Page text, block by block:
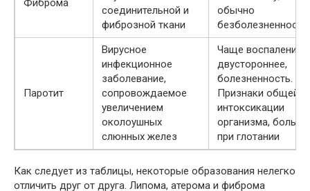
Фиброма
соединительной и
фиброзной ткани
обычно
безболезненность
Паротит
Вирусное
инфекционное
заболевание,
сопровождаемое
увеличением
околоушных
слюнных желез
Чаще воспаление
двустороннее,
болезненность.
Признаки общей
интоксикации
организма, боль
при глотании
Как следует из таблицы, некоторые образования нелегко
отличить друг от друга. Липома, атерома и фиброма